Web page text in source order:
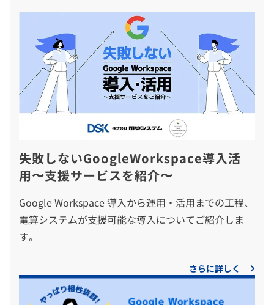
失敗しないGoogleWorkspace導入活
用〜支援サービスを紹介〜
Google Workspace 導入から運用・活用までの工程、
電算システムが支援可能な導入についてご紹介しま
す。
さらに詳しく